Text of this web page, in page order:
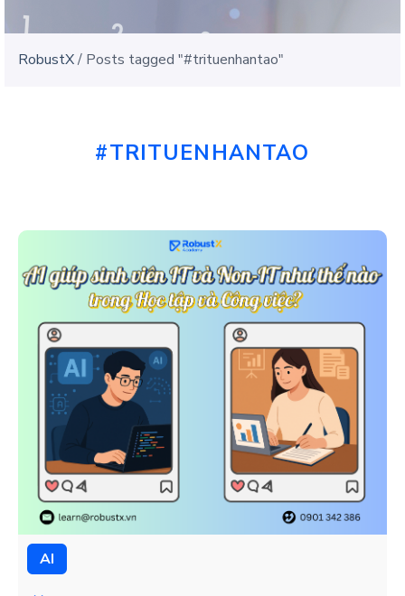
RobustX/ Posts tagged "#trituenhantao"
#TRITUENHANTAO
AI